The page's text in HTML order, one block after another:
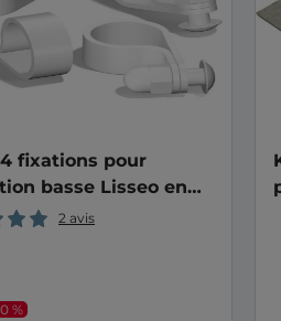
fixations pour
basse Lisseo en
2 avis
%